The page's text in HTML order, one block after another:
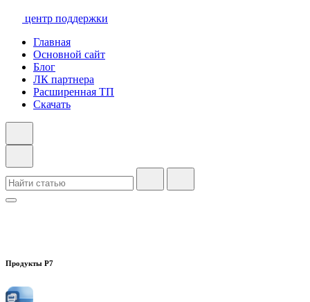
центр поддержки
Главная
Основной сайт
Блог
ЛК партнера
Расширенная ТП
Скачать
Продукты Р7